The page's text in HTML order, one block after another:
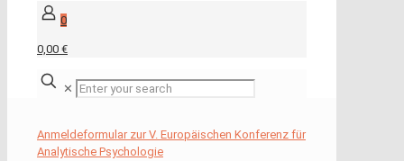
0
0,00 €
✕
Anmeldeformular zur V. Europäischen Konferenz für
Analytische Psychologie